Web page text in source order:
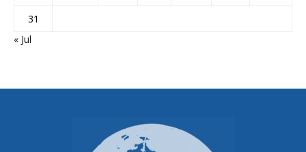
31
« Jul